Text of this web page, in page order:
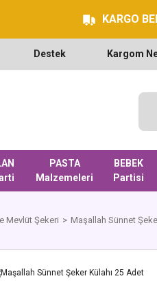
KARGO
Destek Kargom
PASTA
Malzemeleri
BEBEK
Partisi
Mevlüt Şekeri Maşallah Sünnet